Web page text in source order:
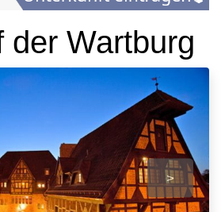
der Wartburg
>